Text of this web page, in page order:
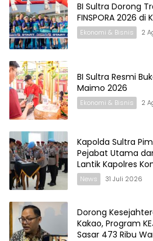
BI Sultra Dorong
FINSPORA 2026 di
Ekonomi & Bisnis 2
BI Sultra Resmi
Maimo 2026
Ekonomi & Bisnis 2
Kapolda Sultra
Pejabat Utama
Lantik Kapolres
News 31 Juli 2026
Dorong
Kakao, Program
Sasar 473 Ribu